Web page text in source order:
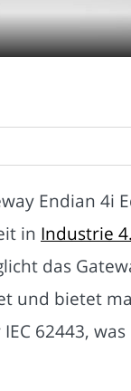
Endian 4i
in Industrie
das
und bietet
62443, was